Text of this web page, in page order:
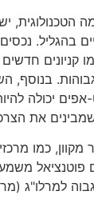
הטכנולוגית,
בהגליל.
קניונים
בנוסף,
יכולה
את
כמו
למרלו"ג